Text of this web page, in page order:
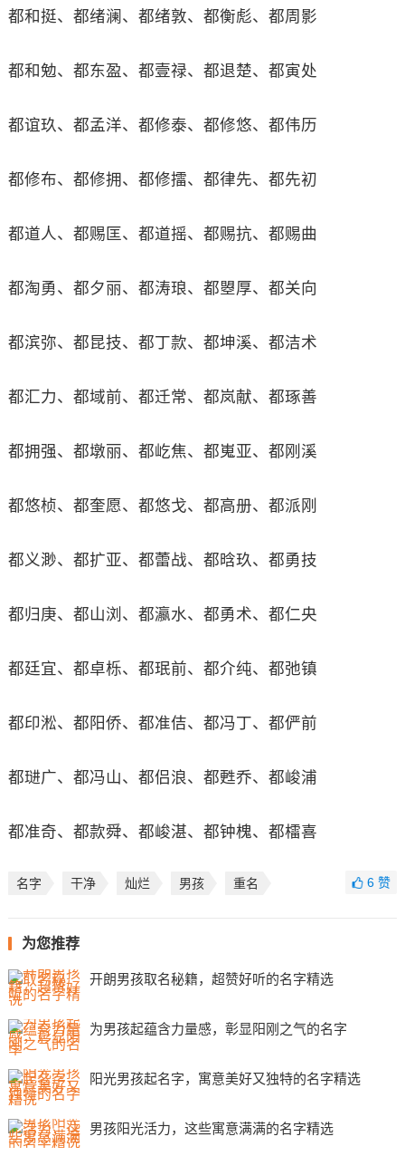
都和挺、都绪澜、都绪敦、都衡彪、都周影
都和勉、都东盈、都壹禄、都退楚、都寅处
都谊玖、都孟洋、都修泰、都修悠、都伟历
都修布、都修拥、都修擂、都律先、都先初
都道人、都赐匡、都道摇、都赐抗、都赐曲
都淘勇、都夕丽、都涛琅、都曌厚、都关向
都滨弥、都昆技、都丁款、都坤溪、都洁术
都汇力、都域前、都迁常、都岚献、都琢善
都拥强、都墩丽、都屹焦、都嵬亚、都刚溪
都悠桢、都奎愿、都悠戈、都高册、都派刚
都义渺、都扩亚、都蕾战、都晗玖、都勇技
都归庚、都山浏、都瀛水、都勇术、都仁央
都廷宜、都卓栎、都珉前、都介纯、都弛镇
都印淞、都阳侨、都准佶、都冯丁、都俨前
都琎广、都冯山、都侣浪、都甦乔、都峻浦
都准奇、都款舜、都峻湛、都钟槐、都檑喜
名字 干净 灿烂 男孩 重名 6赞
为您推荐
开朗男孩取名秘籍，超赞好听的名字精选
为男孩起蕴含力量感，彰显阳刚之气的名字
阳光男孩起名字，寓意美好又独特的名字精选
男孩阳光活力，这些寓意满满的名字精选